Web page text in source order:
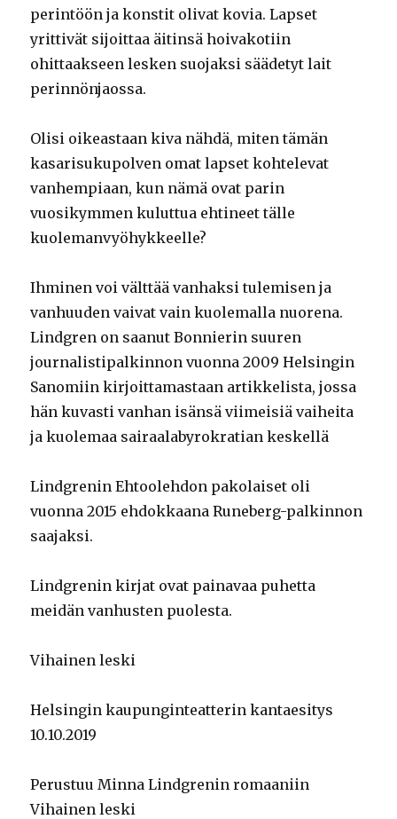
perintöön ja konstit olivat kovia. Lapset
yrittivät sijoittaa äitinsä hoivakotiin
ohittaakseen lesken suojaksi säädetyt lait
perinnönjaossa.
Olisi oikeastaan kiva nähdä, miten tämän
kasarisukupolven omat lapset kohtelevat
vanhempiaan, kun nämä ovat parin
vuosikymmen kuluttua ehtineet tälle
kuolemanvyöhykkeelle?
Ihminen voi välttää vanhaksi tulemisen ja
vanhuuden vaivat vain kuolemalla nuorena.
Lindgren on saanut Bonnierin suuren
journalistipalkinnon vuonna 2009 Helsingin
Sanomiin kirjoittamastaan artikkelista, jossa
hän kuvasti vanhan isänsä viimeisiä vaiheita
ja kuolemaa sairaalabyrokratian keskellä
Lindgrenin Ehtoolehdon pakolaiset oli
vuonna 2015 ehdokkaana Runeberg-palkinnon
saajaksi.
Lindgrenin kirjat ovat painavaa puhetta
meidän vanhusten puolesta.
Vihainen leski
Helsingin kaupunginteatterin kantaesitys
10.10.2019
Perustuu Minna Lindgrenin romaaniin
Vihainen leski